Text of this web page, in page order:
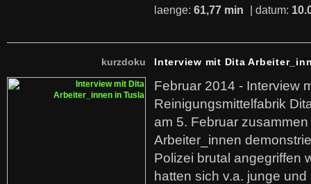
laenge: 61,77 min | datum:
kurzdoku Interview mit Dita
Februar 2014 - Interview
Reinigungsmittelfabrik
am 5. Februar
Arbeiter_innen
Polizei brutal angegriffen
hatten sich v.a. junge